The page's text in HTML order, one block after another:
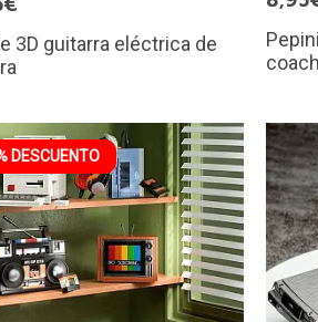
3D guitarra eléctrica de
DESCUENTO